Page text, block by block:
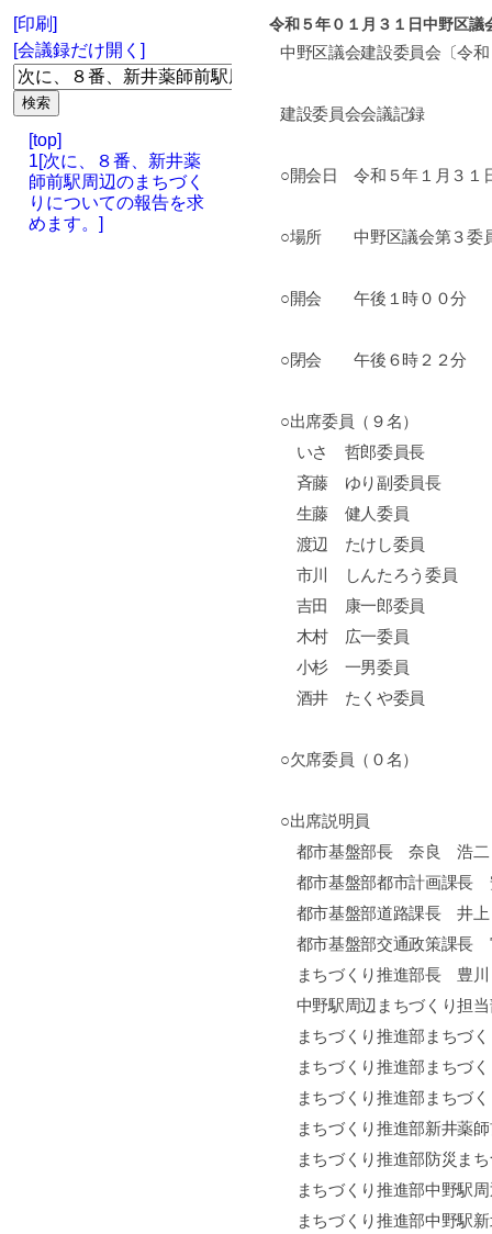
[印刷]
[会議録だけ開く]
[top]
1[次に、８番、新井薬
師前駅周辺のまちづく
りについての報告を求
めます。]
令和５年０１月３１日中野区議
中野区議会建設委員会〔令
建設委員会会議記録
○開会日 令和５年１月３１
○場所 中野区議会第３委
○開会 午後１時００分
○閉会 午後６時２２分
○出席委員（９名）
いさ 哲郎委員長
斉藤 ゆり副委員長
生藤 健人委員
渡辺 たけし委員
市川 しんたろう委員
吉田 康一郎委員
木村 広一委員
小杉 一男委員
酒井 たくや委員
○欠席委員（０名）
○出席説明員
都市基盤部長 奈良 浩二
都市基盤部都市計画課
都市基盤部道路課長 井
都市基盤部交通政策課
まちづくり推進部長 豊
中野駅周辺まちづくり担
まちづくり推進部まちづ
まちづくり推進部まちづ
まちづくり推進部まちづ
まちづくり推進部新井薬
まちづくり推進部防災ま
まちづくり推進部中野駅
まちづくり推進部中野駅